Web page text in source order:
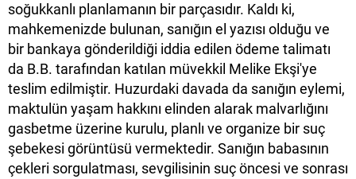
soğukkanlı planlamanın bir parçasıdır. Kaldı ki,
mahkemenizde bulunan, sanığın el yazısı olduğu ve
bir bankaya gönderildiği iddia edilen ödeme talimatı
da B.B. tarafından katılan müvekkil Melike Ekşi'ye
teslim edilmiştir. Huzurdaki davada da sanığın eylemi,
maktulün yaşam hakkını elinden alarak malvarlığını
gasbetme üzerine kurulu, planlı ve organize bir suç
şebekesi görüntüsü vermektedir. Sanığın babasının
çekleri sorgulatması, sevgilisinin suç öncesi ve sonrası